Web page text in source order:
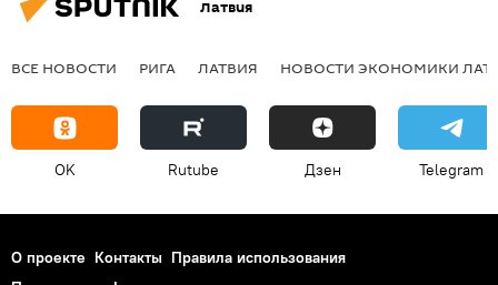
Латвия
ВСЕ НОВОСТИ РИГА ЛАТВИЯ НОВОСТИ ЭКОНОМИКИ
OK Rutube Дзен Telegram
О проекте Контакты Правила использования